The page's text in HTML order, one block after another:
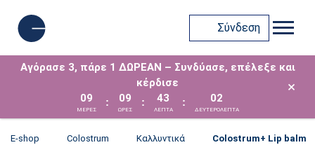
Σύνδεση
Αγόρασε 3, πάρε 1 ΔΩΡΕΑΝ – Συνδύασε, επέλεξε και
κέρδισε
09
ΜΈΡΕΣ
: 09
ΩΡΕΣ
: 43
ΛΕΠΤΑ
: 02
ΔΕΥΤΕΡΟΛΕΠΤΑ
×
E-shop Colostrum Καλλυντικά Colostrum+ Lip balm